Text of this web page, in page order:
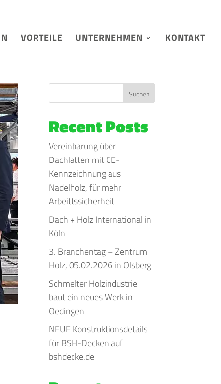
VORTEILE UNTERNEHMEN KONTAKT
Suchen
Recent Posts
Vereinbarung über
Dachlatten mit CE-
Kennzeichnung aus
Nadelholz, für mehr
Arbeittssicherheit
Dach + Holz International in
Köln
3. Branchentag – Zentrum
Holz, 05.02.2026 in Olsberg
Schmelter Holzindustrie
baut ein neues Werk in
Oedingen
NEUE Konstruktionsdetails
für BSH-Decken auf
bshdecke.de